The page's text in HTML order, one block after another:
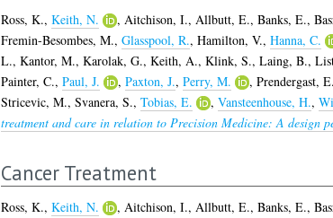
Ross, K., Keith, N. , Aitchison, I., Allbutt, E., Banks, E.,
Fremin-Besombes, M., Glasspool, R., Hamilton, V., Hanna, C.
L., Kantor, M., Karolak, G., Keith, A., Klink, S., Laing, B.,
Painter, C., Paul, J. , Paxton, J., Perry, M. , Prendergast, E.
Stricevic, M., Svanera, S., Tobias, E. , Vansteenhouse, H.,
treatment and care in relation to Precision Medicine: A design
Cancer Treatment
Ross, K., Keith, N. , Aitchison, I., Allbutt, E., Banks, E.,